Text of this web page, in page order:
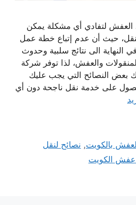
العفش لتفادي أي مشكلة يمكن
حيث أن عدم إتباع خطة عمل
الى نتائج سلبية وحدوث
والعفش، لذا توفر شركة
النصائح التي يجب عليك
على خدمة نقل ناجحة دون أي
بالكويت, نصائح لنقل
عفش الكويت